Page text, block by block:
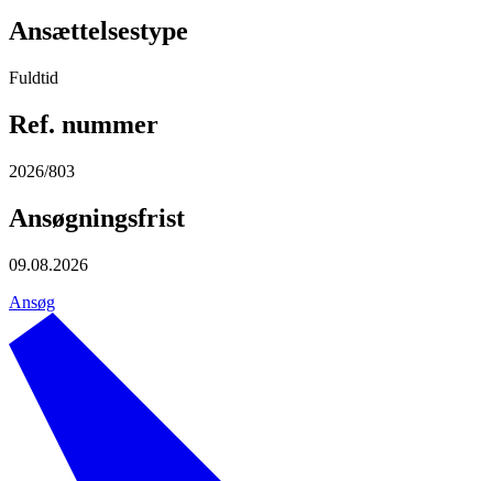
Ansættelsestype
Fuldtid
Ref. nummer
2026/803
Ansøgningsfrist
09.08.2026
Ansøg